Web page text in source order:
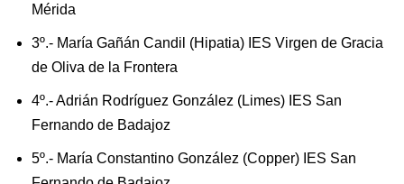
Mérida
3º.- María Gañán Candil (Hipatia) IES Virgen de Gracia
de Oliva de la Frontera
4º.- Adrián Rodríguez González (Limes) IES San
Fernando de Badajoz
5º.- María Constantino González (Copper) IES San